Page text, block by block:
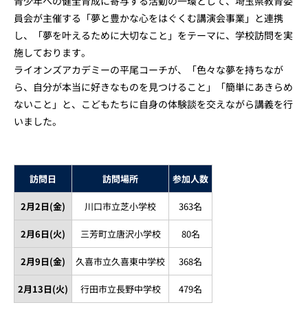
員会が主催する「夢と豊かな心をはぐくむ講演会事業」と連携
し、「夢を叶えるために大切なこと」をテーマに、学校訪問を実
施しております。
ライオンズアカデミーの平尾コーチが、「色々な夢を持ちなが
ら、自分が本当に好きなものを見つけること」「簡単にあきらめ
ないこと」と、こどもたちに自身の体験談を交えながら講義を行
いました。
訪問日 訪問場所 参加人数
2月2日(金) 川口市立芝小学校 363名
2月6日(火) 三芳町立唐沢小学校 80名
2月9日(金) 久喜市立久喜東中学校 368名
2月13日(火) 行田市立長野中学校 479名